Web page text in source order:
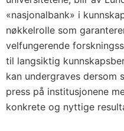
«nasjonalbank» i
nøkkelrolle som
velfungerende
til langsiktig
kan undergraves dersom
press på institusjonene
konkrete og nyttige